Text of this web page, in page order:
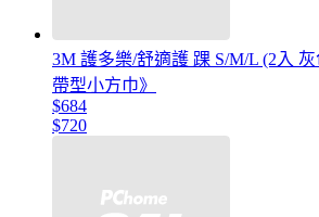
3M 護多樂/舒適護 踝 S/M/L (2入
帶型小方巾》
$684
$720